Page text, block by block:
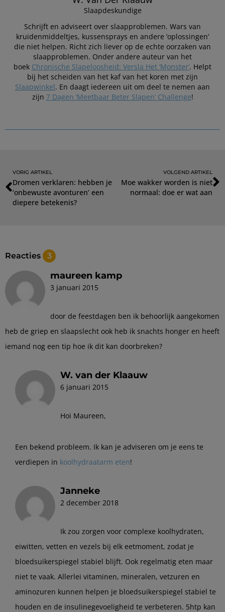
Slaapdeskundige
Schrijft en adviseert over slaapproblemen. Wars van
kruidenmiddeltjes, kussensprays en andere ‘oplossingen’
die niet helpen. Richt zich liever op de echte oorzaken van
slaapproblemen. Onder andere auteur van het
boek Chronische Slapeloosheid: Versla Het ‘Monster’. Helpt
bij het scheiden van het kaf van het koren met zijn
Slaapwinkel. En daagt iedereen uit om deel te nemen aan
zijn 7 Dagen ‘Meetbaar Beter Slapen’ Challenge!
VORIG ARTIKEL
Dromen verklaren: hebben je
‘onbewuste avonturen’ een
diepere betekenis?
VOLGEND ARTIKEL
Moe wakker worden is niet
normaal: doe er wat aan
Reacties 3
maureen kamp
3 januari 2015
door de feestdagen ben ik behoorlijk aangekomen
heb de griep en slaapslecht ook heb ik snachts honger en heeft
iemand nog een tip hoe ik dit kan doorbreken?
W. van der Klaauw
6 januari 2015
Hoi Maureen,
Een bekend probleem. Ik kan je adviseren om je eens te
verdiepen in koolhydraatarm eten!
Janneke
2 december 2018
Ik zou zorgen voor complexe koolhydraten,
eiwitten, vetten en vezels bij elk eetmoment, zodat je
bloedsuikerspiegel stabiel blijft. Ook regelmatig eten maar
niet te vaak. Allerlei vitaminen, mineralen, vetzuren en
aminozuren kunnen helpen je bloedsuikerspiegel stabiel te
houden en de insulinegevoeligheid te verbeteren. 5htp kan